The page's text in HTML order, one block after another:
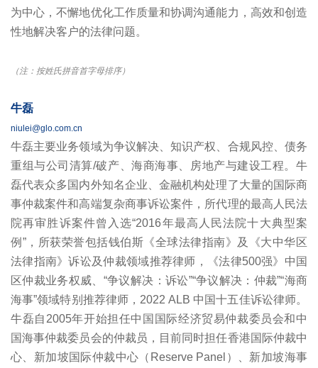
为中心，不懈地优化工作质量和协调沟通能力，高效和创造
性地解决客户的法律问题。
（注：按姓氏拼音首字母排序）
牛磊
niulei@glo.com.cn
牛磊主要业务领域为争议解决、知识产权、合规风控、债务
重组与公司清算/破产、海商海事、房地产与建设工程。牛
磊代表众多国内外知名企业、金融机构处理了大量的国际商
事仲裁案件和高端复杂商事诉讼案件，所代理的最高人民法
院再审胜诉案件曾入选“2016年最高人民法院十大典型案
例”，所获荣誉包括钱伯斯《全球法律指南》及《大中华区
法律指南》诉讼及仲裁领域推荐律师，《法律500强》中国
区仲裁业务权威、“争议解决：诉讼”“争议解决：仲裁”“海商
海事”领域特别推荐律师，2022 ALB 中国十五佳诉讼律师。
牛磊自2005年开始担任中国国际经济贸易仲裁委员会和中
国海事仲裁委员会的仲裁员，目前同时担任香港国际仲裁中
心、新加坡国际仲裁中心（Reserve Panel）、新加坡海事